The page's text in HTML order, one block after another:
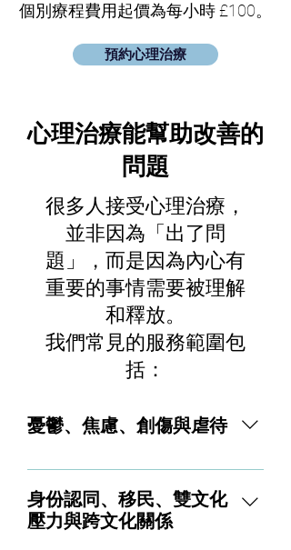
個別療程費用起價為每小時 £100。
預約心理治療
心理治療能幫助改善的
問題
很多人接受心理治療，
並非因為「出了問
題」，而是因為內心有
重要的事情需要被理解
和釋放。
我們常見的服務範圍包
括：
憂鬱、焦慮、創傷與虐待
心理治療能幫助您應對情緒過
載、持續的悲傷，或與過去經驗
相關的痛苦。我們將共同探索您
的情緒世界，並發展更健康的應
身份認同、移民、雙文化
壓力與跨文化關係